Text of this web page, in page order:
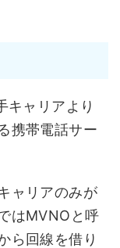
キャリアより
携帯電話サー
ャリアのみが
はMVNOと呼
ら回線を借り